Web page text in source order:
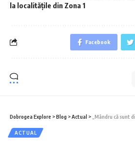
la localitățile din Zona 1
Facebook
Dobrogea Explore >Blog >Actual > „Mândru că sunt din
ACTUAL